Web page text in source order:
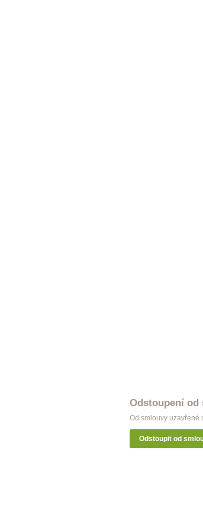
Odstoupení od
Od smlouvy uzavřené
Odstoupit od